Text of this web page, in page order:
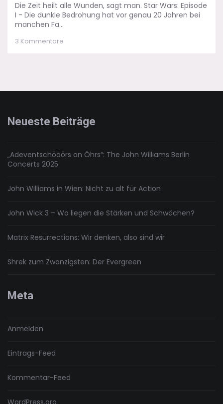
Die Zeit heilt alle Wunden, sagt man. Star Wars: Episode
I - Die dunkle Bedrohung hat vor genau 20 Jahren bei
manchen Fa...
3 Kommentare
Neueste Beiträge
„Adeventschööörs on Öhrs“: The John Williams Berlin
Concerts 2025
John Williams in Wien: Nicht zu alt für Action
John Wick 3 – Wo liegen die Stärken und Schwächen?
Matrix Resurrections: Wir denken, also sind wir
Shrek zum Zwanzigsten: Der Evergreen
Meta
Anmelden
Eintrags-Feed
Kommentar-Feed